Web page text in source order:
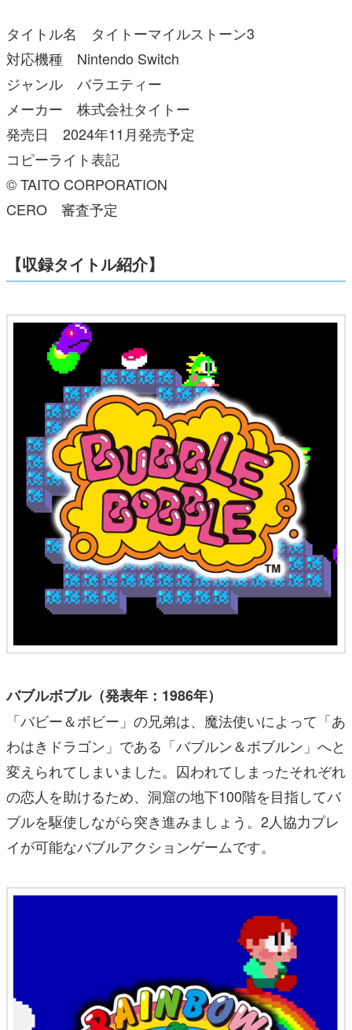
タイトル名 タイトーマイルストーン3
対応機種 Nintendo Switch
ジャンル バラエティー
メーカー 株式会社タイトー
発売日 2024年11月発売予定
コピーライト表記
© TAITO CORPORATION
CERO 審査予定
【収録タイトル紹介】
バブルボブル（発表年：1986年）
「バビー＆ボビー」の兄弟は、魔法使いによって「あ
わはきドラゴン」である「バブルン＆ボブルン」へと
変えられてしまいました。囚われてしまったそれぞれ
の恋人を助けるため、洞窟の地下100階を目指してバ
ブルを駆使しながら突き進みましょう。2人協力プレ
イが可能なバブルアクションゲームです。